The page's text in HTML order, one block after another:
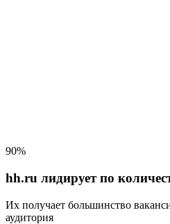
90%
hh.ru лидирует по
Их получает большинство
аудитория